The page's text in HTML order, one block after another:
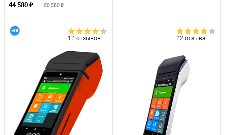
44 580 ₽ 50 580 ₽
12 отзывов 22 отзыва